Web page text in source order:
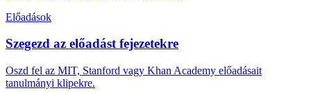
Előadások
Szegezd az előadást fejezetekre
Oszd fel az MIT, Stanford vagy Khan Academy előadásait
tanulmányi klipekre.